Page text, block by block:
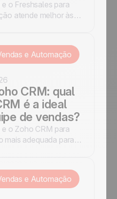
o Freshsales para
atende melhor às
uma decisão
e Automação
CRM: qual
é a ideal
de vendas?
o Zoho CRM para
mais adequada para
e Automação